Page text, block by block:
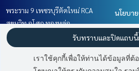
พระราม 9 เพชรบุรีตัดใหม่ RCA
สุขุมวิท อโศก ทองหล่อ
ราชเทวี พญาไท
ลาดพร้าว เซ็นทรัลลาดพร้าว
วิทยุ ชิดลม หลังสวน
นโยบา
เกี่ยวกับ
วิธีการ
ติดต่อ
เราใช้คุกกี้เพื่อให้ท่านได้ข้อมูลที่ต้
รับทราบและปิดแถบนี้